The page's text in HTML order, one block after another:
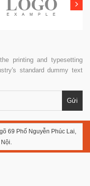
printing and typesetting
standard dummy text
69 Phố Nguyễn Phúc Lai,